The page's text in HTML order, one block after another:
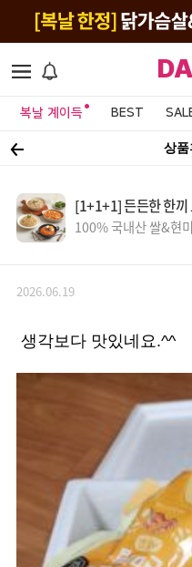
복날 계이득 BEST
상품
[1+1+1] 든든한 한
100% 국내산 쌀&현
2026.06.19
생각보다 맛있네요.^^